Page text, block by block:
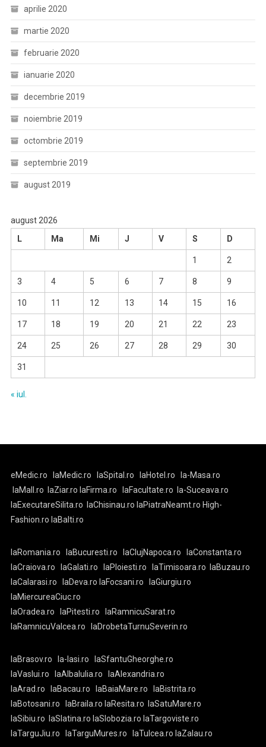
aprilie 2020
martie 2020
februarie 2020
ianuarie 2020
decembrie 2019
noiembrie 2019
octombrie 2019
septembrie 2019
august 2019
august 2026
L
Ma Mi J V S D
1 2
3 4 5 6 7 8 9
10 11 12 13 14 15 16
17 18 19 20 21 22 23
24 25 26 27 28 29 30
31
« iul.
eMedic.ro laMedic.ro laSpital.ro laHotel.ro
la-Masa.ro
laMall.ro
laZiar.ro laFirma.ro laFacultate.ro
la-Suceava.ro
laExecutareSilita.ro
laChisinau.ro laPiatraNeamt.ro High-
Fashion.ro laBalti.ro
laRomania.ro laBucuresti.ro laClujNapoca.ro
laConstanta.ro
laCraiova.ro
laGalati.ro laPloiesti.ro laTimisoara.ro
laBuzau.ro
laCalarasi.ro
laDeva.ro laFocsani.ro
laGiurgiu.ro
laMiercureaCiuc.ro
laOradea.ro
laPitesti.ro
laRamnicuSarat.ro
laRamnicuValcea.ro
laDrobetaTurnuSeverin.ro
laBrasov.ro la-Iasi.ro
laSfantuGheorghe.ro
laVaslui.ro
laAlbaIulia.ro
laAlexandria.ro
laArad.ro
laBacau.ro laBaiaMare.ro
laBistrita.ro
laBotosani.ro
laBraila.ro laResita.ro
laSatuMare.ro
laSibiu.ro
laSlatina.ro laSlobozia.ro laTargoviste.ro
laTarguJiu.ro
laTarguMures.ro laTulcea.ro laZalau.ro